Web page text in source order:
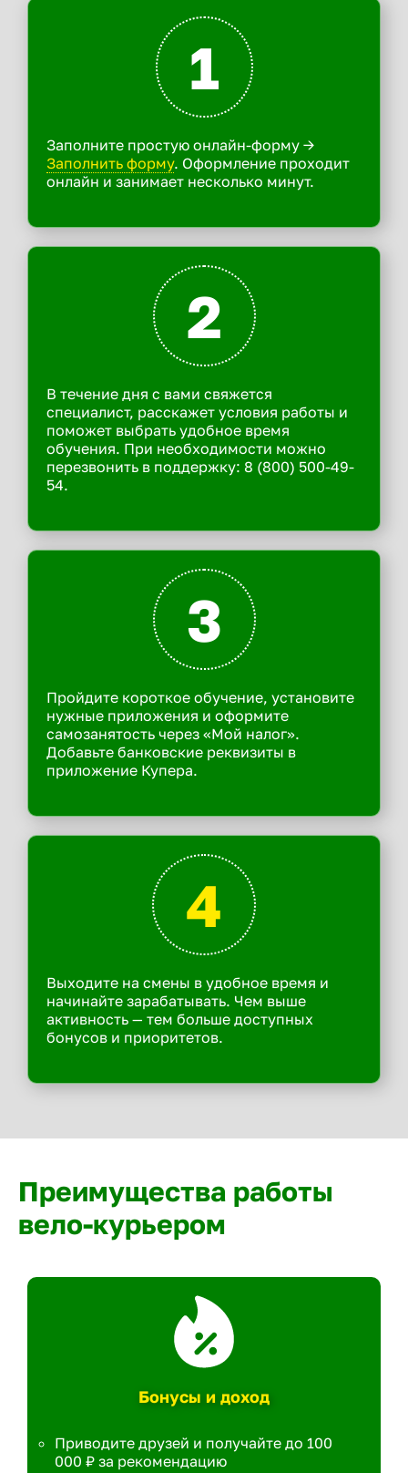
1
Заполните простую онлайн-форму ->
Заполнить форму. Оформление проходит
онлайн и занимает несколько минут.
2
В течение дня с вами свяжется
специалист, расскажет условия работы и
поможет выбрать удобное время
обучения. При необходимости можно
перезвонить в поддержку: 8 (800) 500-49-
54.
3
Пройдите короткое обучение, установите
нужные приложения и оформите
самозанятость через «Мой налог».
Добавьте банковские реквизиты в
приложение Купера.
4
Выходите на смены в удобное время и
начинайте зарабатывать. Чем выше
активность — тем больше доступных
бонусов и приоритетов.
Преимущества работы
вело-курьером
Бонусы и доход
Приводите друзей и получайте до 100
000 ₽ за рекомендацию